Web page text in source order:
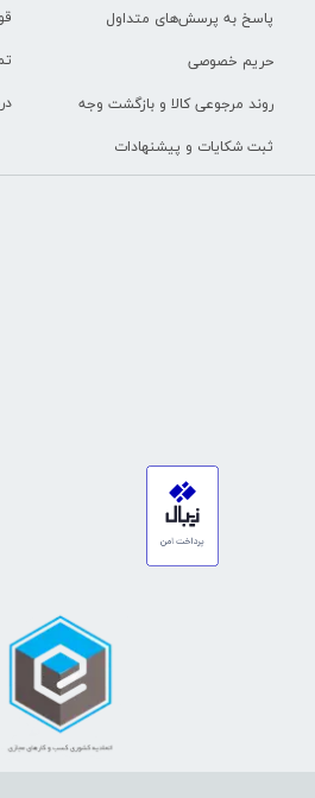
پاسخ به پرسش‌های متداول
حریم خصوصی
روند مرجوعی کالا و بازگشت وجه
ثبت شکایات و پیشنهادات